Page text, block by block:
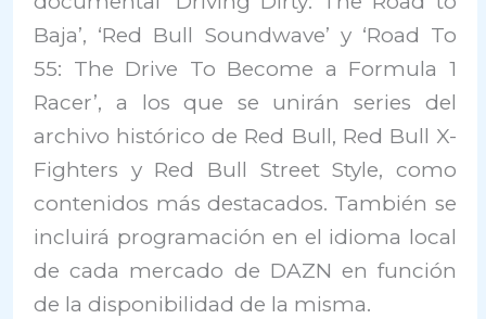
Baja’, ‘Red Bull Soundwave’ y ‘Road To
55: The Drive To Become a Formula 1
Racer’, a los que se unirán series del
archivo histórico de Red Bull, Red Bull X-
Fighters y Red Bull Street Style, como
contenidos más destacados. También se
incluirá programación en el idioma local
de cada mercado de DAZN en función
de la disponibilidad de la misma.